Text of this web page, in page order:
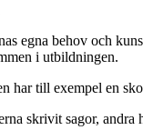
egna behov och
i utbildningen.
har till exempel en
skrivit sagor, andra